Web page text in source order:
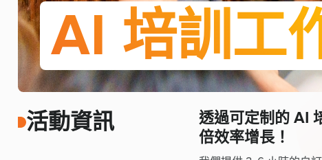
AI 培訓工
活動資訊
透過可定制的 AI
倍效率增長！